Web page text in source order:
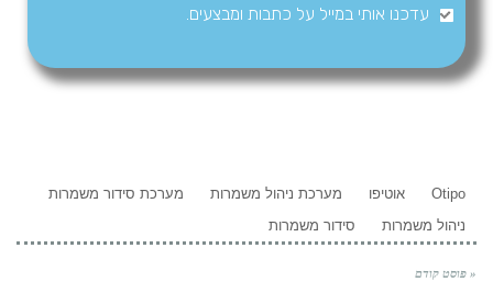
עדכנו אותי במייל על כתבות ומבצעים.
Otipo אוטיפו מערכת ניהול משמרות
מערכת סידור משמרות
ניהול משמרות
סידור משמרות
« פוסט קודם